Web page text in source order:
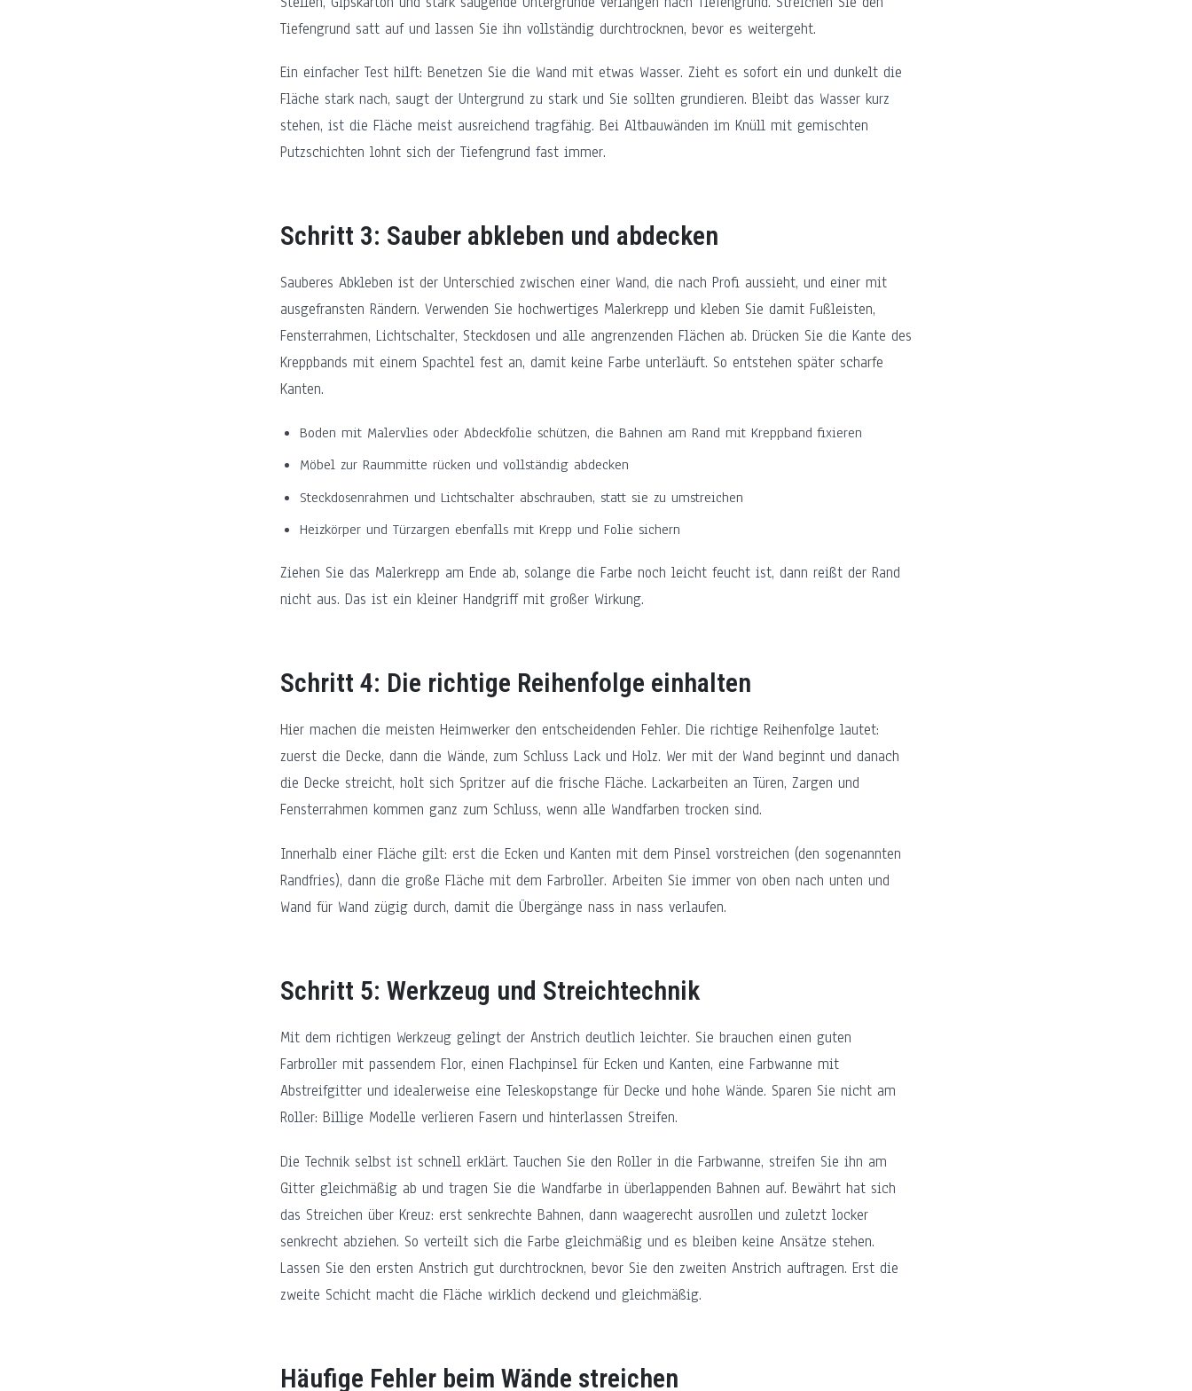
Tiefengrund satt auf und lassen Sie ihn vollständig durchtrocknen, bevor es weitergeht.
Ein einfacher Test hilft: Benetzen Sie die Wand mit etwas Wasser. Zieht es sofort ein und dunkelt die
Fläche stark nach, saugt der Untergrund zu stark und Sie sollten grundieren. Bleibt das Wasser kurz
stehen, ist die Fläche meist ausreichend tragfähig. Bei Altbauwänden im Knüll mit gemischten
Putzschichten lohnt sich der Tiefengrund fast immer.
Schritt 3: Sauber abkleben und abdecken
Sauberes Abkleben ist der Unterschied zwischen einer Wand, die nach Profi aussieht, und einer mit
ausgefransten Rändern. Verwenden Sie hochwertiges Malerkrepp und kleben Sie damit Fußleisten,
Fensterrahmen, Lichtschalter, Steckdosen und alle angrenzenden Flächen ab. Drücken Sie die Kante des
Kreppbands mit einem Spachtel fest an, damit keine Farbe unterläuft. So entstehen später scharfe
Kanten.
Boden mit Malervlies oder Abdeckfolie schützen, die Bahnen am Rand mit Kreppband fixieren
Möbel zur Raummitte rücken und vollständig abdecken
Steckdosenrahmen und Lichtschalter abschrauben, statt sie zu umstreichen
Heizkörper und Türzargen ebenfalls mit Krepp und Folie sichern
Ziehen Sie das Malerkrepp am Ende ab, solange die Farbe noch leicht feucht ist, dann reißt der Rand
nicht aus. Das ist ein kleiner Handgriff mit großer Wirkung.
Schritt 4: Die richtige Reihenfolge einhalten
Hier machen die meisten Heimwerker den entscheidenden Fehler. Die richtige Reihenfolge lautet:
zuerst die Decke, dann die Wände, zum Schluss Lack und Holz. Wer mit der Wand beginnt und danach
die Decke streicht, holt sich Spritzer auf die frische Fläche. Lackarbeiten an Türen, Zargen und
Fensterrahmen kommen ganz zum Schluss, wenn alle Wandfarben trocken sind.
Innerhalb einer Fläche gilt: erst die Ecken und Kanten mit dem Pinsel vorstreichen (den sogenannten
Randfries), dann die große Fläche mit dem Farbroller. Arbeiten Sie immer von oben nach unten und
Wand für Wand zügig durch, damit die Übergänge nass in nass verlaufen.
Schritt 5: Werkzeug und Streichtechnik
Mit dem richtigen Werkzeug gelingt der Anstrich deutlich leichter. Sie brauchen einen guten
Farbroller mit passendem Flor, einen Flachpinsel für Ecken und Kanten, eine Farbwanne mit
Abstreifgitter und idealerweise eine Teleskopstange für Decke und hohe Wände. Sparen Sie nicht am
Roller: Billige Modelle verlieren Fasern und hinterlassen Streifen.
Die Technik selbst ist schnell erklärt. Tauchen Sie den Roller in die Farbwanne, streifen Sie ihn am
Gitter gleichmäßig ab und tragen Sie die Wandfarbe in überlappenden Bahnen auf. Bewährt hat sich
das Streichen über Kreuz: erst senkrechte Bahnen, dann waagerecht ausrollen und zuletzt locker
senkrecht abziehen. So verteilt sich die Farbe gleichmäßig und es bleiben keine Ansätze stehen.
Lassen Sie den ersten Anstrich gut durchtrocknen, bevor Sie den zweiten Anstrich auftragen. Erst die
zweite Schicht macht die Fläche wirklich deckend und gleichmäßig.
Häufige Fehler beim Wände streichen